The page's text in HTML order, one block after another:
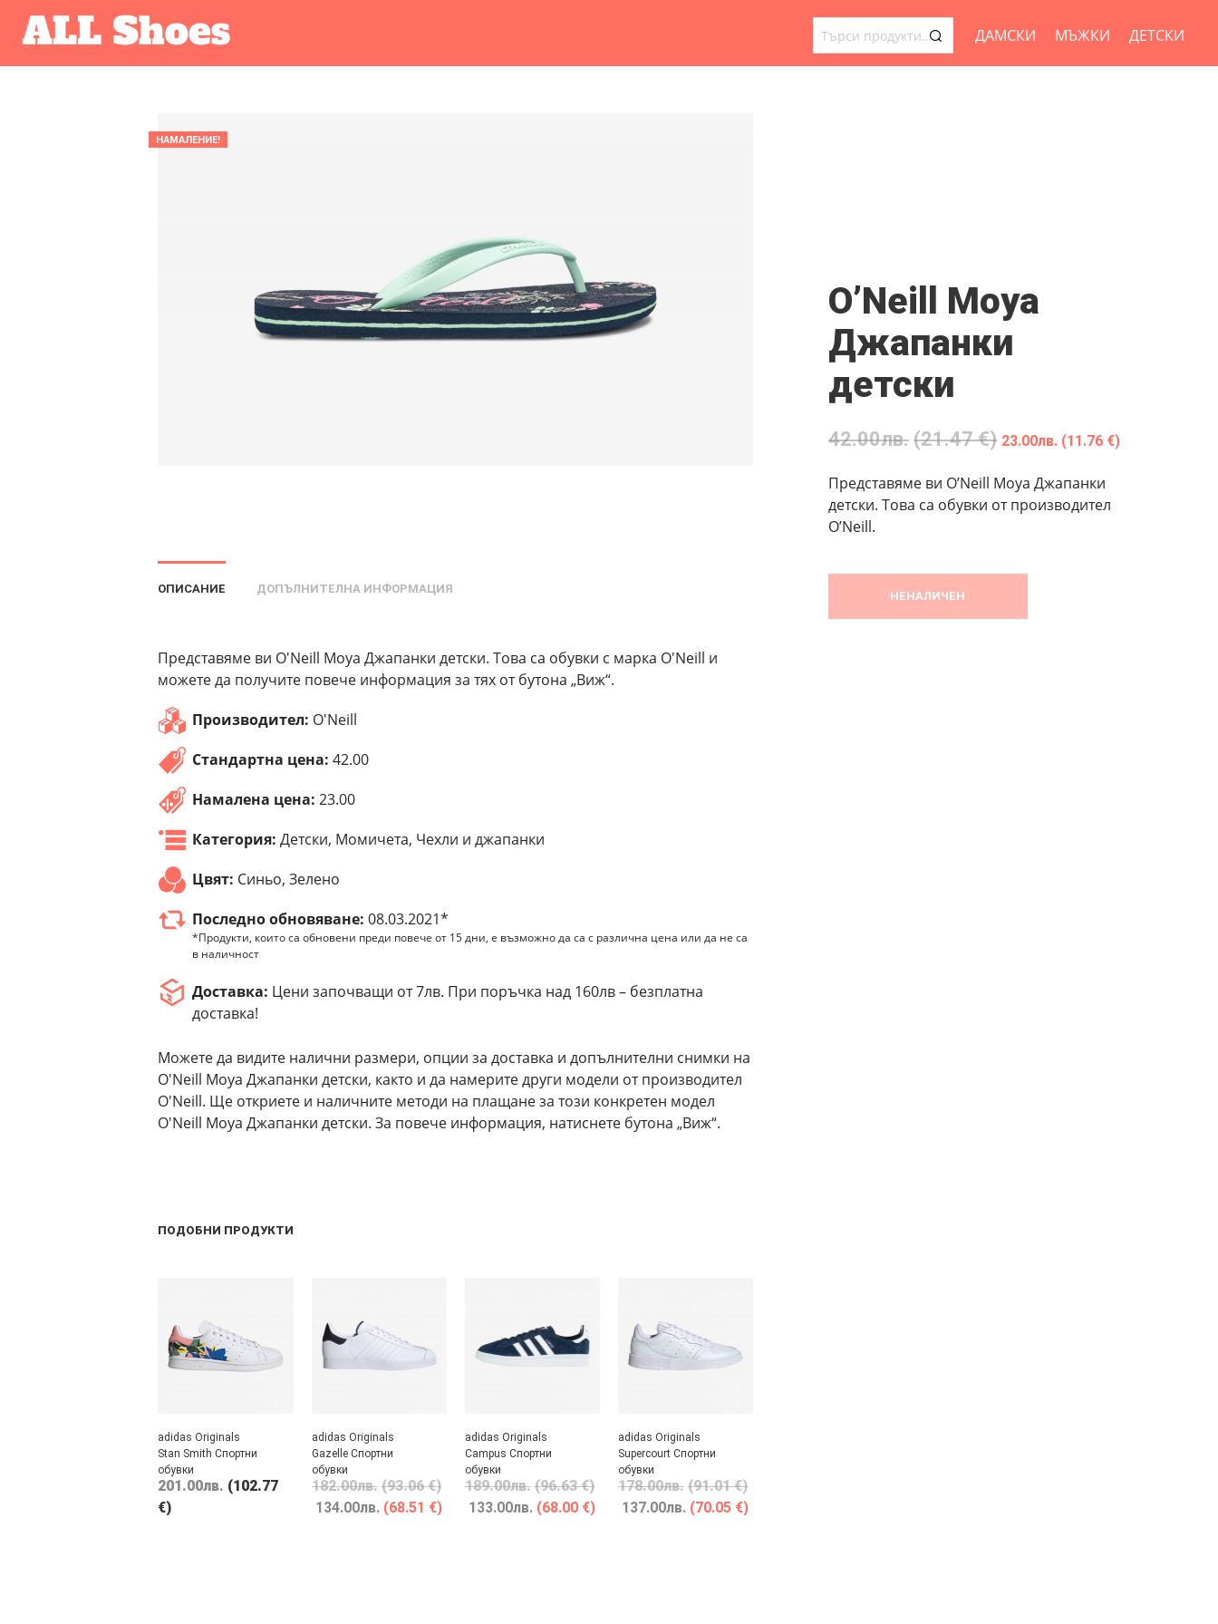
ТЪРСЕНЕ
ДАМСКИ МЪЖКИ ДЕТСКИ
НАМАЛЕНИЕ!
O’Neill Moya
Джапанки
детски
42.00лв. (21.47 €) 23.00лв. (11.76 €)
Представяме ви O’Neill Moya Джапанки
детски. Това са обувки от производител
O’Neill.
НЕНАЛИЧЕН
ОПИСАНИЕ ДОПЪЛНИТЕЛНА ИНФОРМАЦИЯ
Представяме ви O'Neill Moya Джапанки детски. Това са обувки с марка O'Neill и
можете да получите повече информация за тях от бутона „Виж“.
Производител: O'Neill
Стандартна цена: 42.00
Намалена цена: 23.00
Категория: Детски, Момичета, Чехли и джапанки
Цвят: Синьо, Зелено
Последно обновяване: 08.03.2021*
*Продукти, които са обновени преди повече от 15 дни, е възможно да са с различна цена или да не са
в наличност
Доставка: Цени започващи от 7лв. При поръчка над 160лв – безплатна
доставка!
Можете да видите налични размери, опции за доставка и допълнителни снимки на
O'Neill Moya Джапанки детски, както и да намерите други модели от производител
O'Neill. Ще откриете и наличните методи на плащане за този конкретен модел
O'Neill Moya Джапанки детски. За повече информация, натиснете бутона „Виж“.
ПОДОБНИ ПРОДУКТИ
adidas Originals
Stan Smith Спортни
обувки
201.00лв. (102.77
€)
adidas Originals
Gazelle Спортни
обувки
182.00лв. (93.06 €)
134.00лв. (68.51 €)
adidas Originals
Campus Спортни
обувки
189.00лв. (96.63 €)
133.00лв. (68.00 €)
adidas Originals
Supercourt Спортни
обувки
178.00лв. (91.01 €)
137.00лв. (70.05 €)